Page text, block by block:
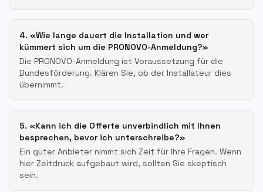
4. «Wie lange dauert die Installation und wer
kümmert sich um die PRONOVO-Anmeldung?»
Die PRONOVO-Anmeldung ist Voraussetzung für die
Bundesförderung. Klären Sie, ob der Installateur dies
übernimmt.
5. «Kann ich die Offerte unverbindlich mit Ihnen
besprechen, bevor ich unterschreibe?»
Ein guter Anbieter nimmt sich Zeit für Ihre Fragen. Wenn
hier Zeitdruck aufgebaut wird, sollten Sie skeptisch
sein.